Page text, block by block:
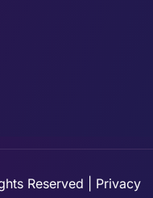
Reserved | Privacy